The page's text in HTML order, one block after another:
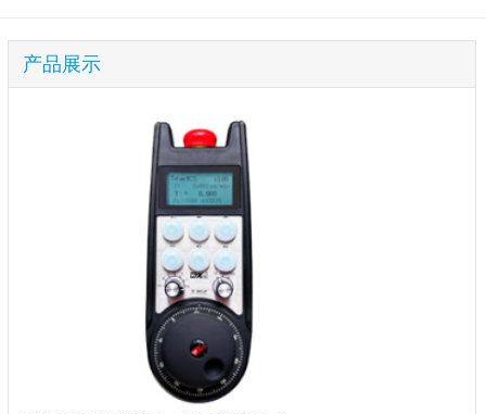
产品展示